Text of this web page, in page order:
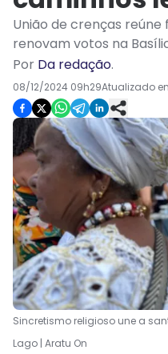
União de crenças
renovam votos na
Por Da redação.
08/12/2024 09h29Atualizado
Sincretismo religioso une a
Lago | Aratu On